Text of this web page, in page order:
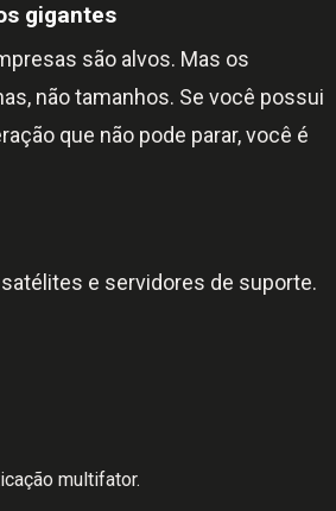
gigantes
são alvos. Mas os
não tamanhos. Se você possui
que não pode parar, você é
e servidores de suporte.
multifator.